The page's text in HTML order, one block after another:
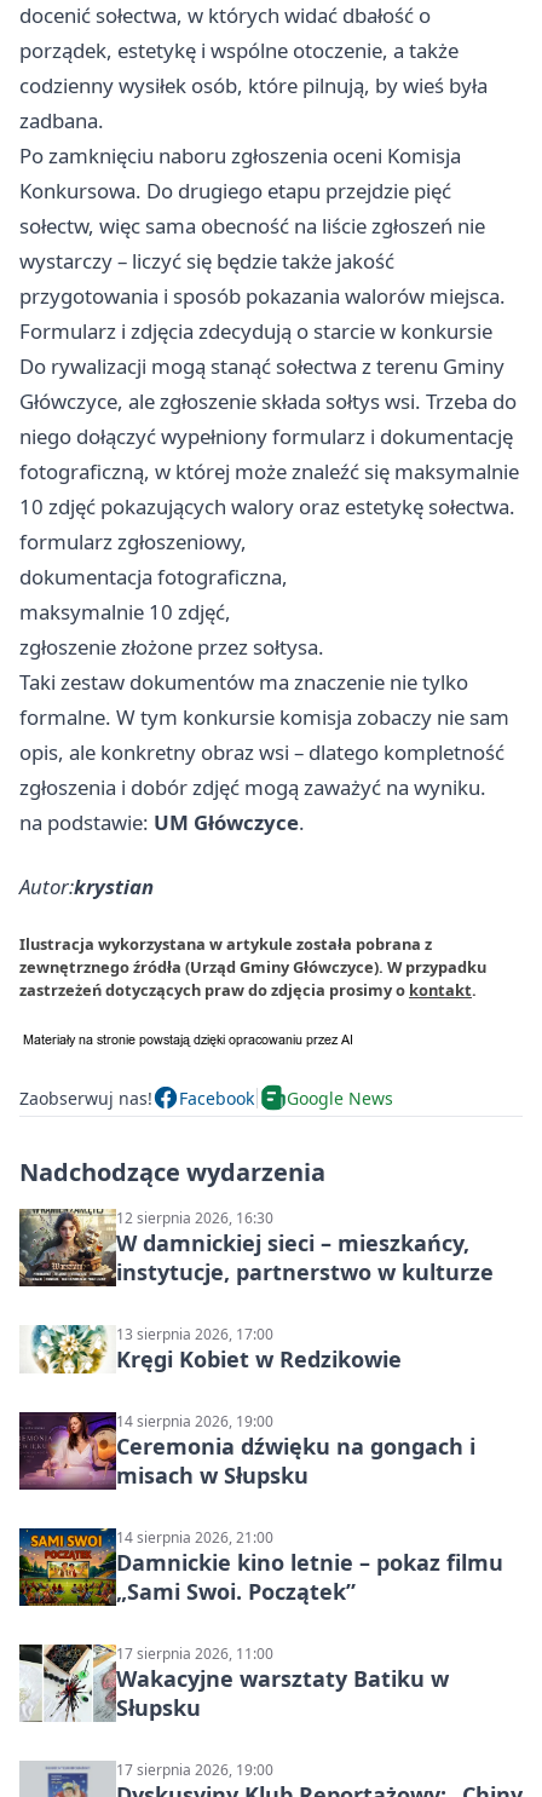
docenić sołectwa, w których widać dbałość o
porządek, estetykę i wspólne otoczenie, a także
codzienny wysiłek osób, które pilnują, by wieś była
zadbana.
Po zamknięciu naboru zgłoszenia oceni Komisja
Konkursowa. Do drugiego etapu przejdzie pięć
sołectw, więc sama obecność na liście zgłoszeń nie
wystarczy – liczyć się będzie także jakość
przygotowania i sposób pokazania walorów miejsca.
Formularz i zdjęcia zdecydują o starcie w konkursie
Do rywalizacji mogą stanąć sołectwa z terenu Gminy
Główczyce, ale zgłoszenie składa sołtys wsi. Trzeba do
niego dołączyć wypełniony formularz i dokumentację
fotograficzną, w której może znaleźć się maksymalnie
10 zdjęć pokazujących walory oraz estetykę sołectwa.
formularz zgłoszeniowy,
dokumentacja fotograficzna,
maksymalnie 10 zdjęć,
zgłoszenie złożone przez sołtysa.
Taki zestaw dokumentów ma znaczenie nie tylko
formalne. W tym konkursie komisja zobaczy nie sam
opis, ale konkretny obraz wsi – dlatego kompletność
zgłoszenia i dobór zdjęć mogą zaważyć na wyniku.
na podstawie: UM Główczyce.
Autor:krystian
Ilustracja wykorzystana w artykule została pobrana z
zewnętrznego źródła (Urząd Gminy Główczyce). W przypadku
zastrzeżeń dotyczących praw do zdjęcia prosimy o kontakt.
Zaobserwuj nas! Facebook Google News
Nadchodzące wydarzenia
12 sierpnia 2026, 16:30
W damnickiej sieci – mieszkańcy,
instytucje, partnerstwo w kulturze
13 sierpnia 2026, 17:00
Kręgi Kobiet w Redzikowie
14 sierpnia 2026, 19:00
Ceremonia dźwięku na gongach i
misach w Słupsku
14 sierpnia 2026, 21:00
Damnickie kino letnie – pokaz filmu
„Sami Swoi. Początek”
17 sierpnia 2026, 11:00
Wakacyjne warsztaty Batiku w
Słupsku
17 sierpnia 2026, 19:00